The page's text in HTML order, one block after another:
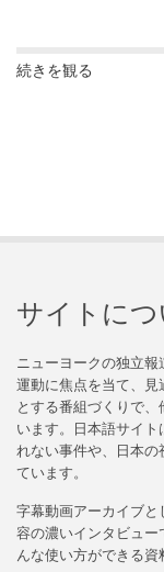
続きを観る
サイトにつ
ニューヨークの独立
運動に焦点を当て、見
とする番組づくりで
います。日本語サイト
れない事件や、日本
ています。
字幕動画アーカイブと
容の濃いインタビュー
んな使い方ができる資